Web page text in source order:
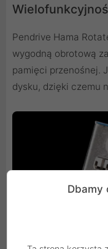
Pendrive Hama
wygodną obrotową
pamięci przenośnej.
dysku, dzięki czemu
Dbamy